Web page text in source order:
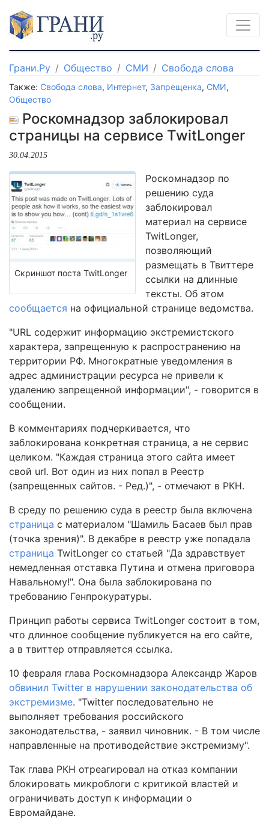
Грани.Ру Общество СМИ Свобода слова
Также: Свобода слова, Интернет, Запрещенка, СМИ,
Общество
Роскомнадзор заблокировал
страницы на сервисе TwitLonger
30.04.2015
Скриншот поста TwitLonger
Роскомнадзор по
решению суда
заблокировал
материал на сервисе
TwitLonger,
позволяющий
размещать в Твиттере
ссылки на длинные
тексты. Об этом
сообщается на официальной странице ведомства.
"URL содержит информацию экстремистского
характера, запрещенную к распространению на
территории РФ. Многократные уведомления в
адрес администрации ресурса не привели к
удалению запрещенной информации", - говорится в
сообщении.
В комментариях подчеркивается, что
заблокирована конкретная страница, а не сервис
целиком. "Каждая страница этого сайта имеет
свой url. Вот один из них попал в Реестр
(запрещенных сайтов. - Ред.)", - отмечают в РКН.
В среду по решению суда в реестр была включена
страница с материалом "Шамиль Басаев был прав
(точка зрения)". В декабре в реестр уже попадала
страница TwitLonger со статьей "Да здравствует
немедленная отставка Путина и отмена приговора
Навальному!". Она была заблокирована по
требованию Генпрокуратуры.
Принцип работы сервиса TwitLonger состоит в том,
что длинное сообщение публикуется на его сайте,
а в твиттер отправляется ссылка.
10 февраля глава Роскомнадзора Александр Жаров
обвинил Twitter в нарушении законодательства об
экстремизме. "Twitter последовательно не
выполняет требования российского
законодательства, - заявил чиновник. - В том числе
направленные на противодействие экстремизму".
Так глава РКН отреагировал на отказ компании
блокировать микроблоги с критикой властей и
ограничивать доступ к информации о
Евромайдане.